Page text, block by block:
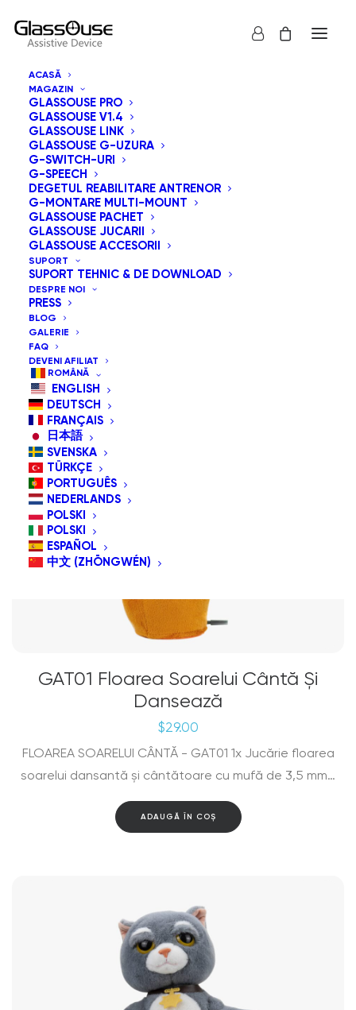
ACASĂ
MAGAZIN
GLASSOUSE PRO
GLASSOUSE V1.4
GLASSOUSE LINK
GLASSOUSE G-UZURA
G-SWITCH-URI
G-SPEECH
DEGETUL REABILITARE ANTRENOR
G-MONTARE MULTI-MOUNT
GLASSOUSE PACHET
GLASSOUSE JUCARII
GLASSOUSE ACCESORII
SUPORT
SUPORT TEHNIC & DE DOWNLOAD
DESPRE NOI
PRESS
BLOG
GALERIE
FAQ
DEVENI AFILIAT
ROMÂNĂ
ENGLISH
DEUTSCH
FRANÇAIS
日本語
SVENSKA
TÜRKÇE
PORTUGUÊS
NEDERLANDS
POLSKI
POLSKI
ESPAÑOL
中文 (ZHŌNGWÉN)
Arată tot
Sortare implicită
Sortează după popularitatea vânzărilor
Sortează după cele mai recente
Sortează după preț: de la mare la mic
GAT01 Floarea Soarelui Cântă Și
Dansează
$29.00
FLOAREA SOARELUI CÂNTĂ - GAT01 1x Jucărie floarea
soarelui dansantă și cântătoare cu mufă de 3,5 mm…
ADAUGĂ ÎN COȘ